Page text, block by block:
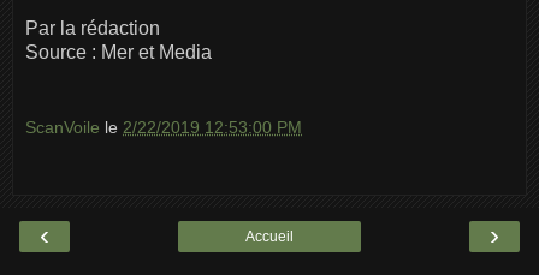
Par la rédaction
Source : Mer et Media
ScanVoile le 2/22/2019 12:53:00 PM
‹ ›
Accueil